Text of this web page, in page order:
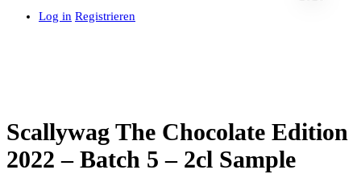
Log in Registrieren
Scallywag The Chocolate Edition
2022 – Batch 5 – 2cl Sample